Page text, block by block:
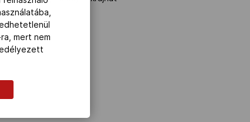
mert nem